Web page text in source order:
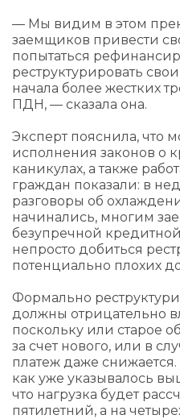
— Мы видим в этом
заемщиков привести
попытаться
реструктурировать
начала более жестких
ПДН, — сказала она.
Эксперт пояснила, что
исполнения законов о
каникулах, а также
граждан показали: в
разговоры об
начинались, многим
безупречной
непросто добиться
потенциально плохих
Формально
должны отрицательно
поскольку или старое
за счет нового, или в
платеж даже
как уже указывалось
что нагрузка будет
пятилетний, а на